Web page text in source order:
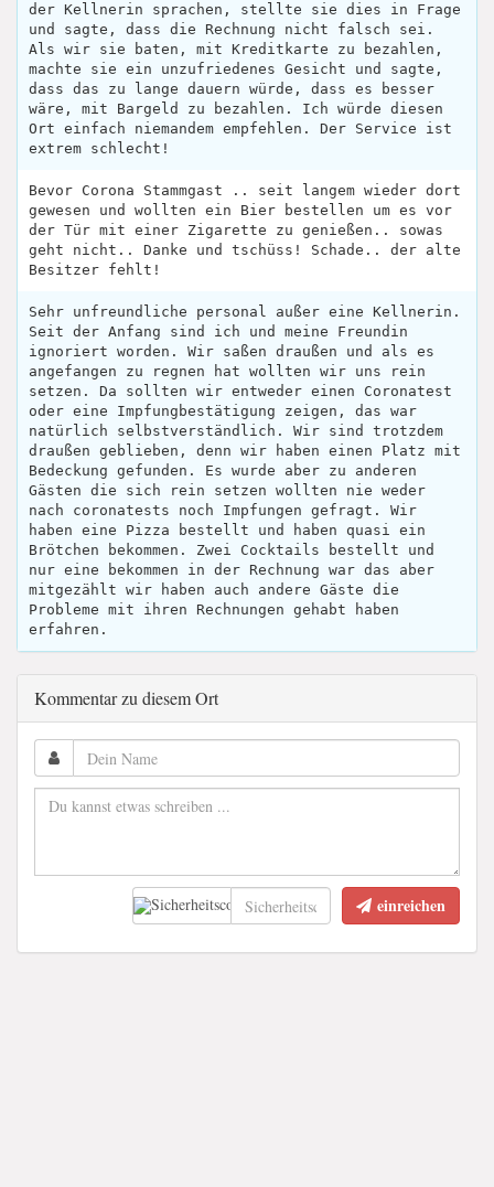
der Kellnerin sprachen, stellte sie dies in Frage
und sagte, dass die Rechnung nicht falsch sei.
Als wir sie baten, mit Kreditkarte zu bezahlen,
machte sie ein unzufriedenes Gesicht und sagte,
dass das zu lange dauern würde, dass es besser
wäre, mit Bargeld zu bezahlen. Ich würde diesen
Ort einfach niemandem empfehlen. Der Service ist
extrem schlecht!
Bevor Corona Stammgast .. seit langem wieder dort
gewesen und wollten ein Bier bestellen um es vor
der Tür mit einer Zigarette zu genießen.. sowas
geht nicht.. Danke und tschüss! Schade.. der alte
Besitzer fehlt!
Sehr unfreundliche personal außer eine Kellnerin.
Seit der Anfang sind ich und meine Freundin
ignoriert worden. Wir saßen draußen und als es
angefangen zu regnen hat wollten wir uns rein
setzen. Da sollten wir entweder einen Coronatest
oder eine Impfungbestätigung zeigen, das war
natürlich selbstverständlich. Wir sind trotzdem
draußen geblieben, denn wir haben einen Platz mit
Bedeckung gefunden. Es wurde aber zu anderen
Gästen die sich rein setzen wollten nie weder
nach coronatests noch Impfungen gefragt. Wir
haben eine Pizza bestellt und haben quasi ein
Brötchen bekommen. Zwei Cocktails bestellt und
nur eine bekommen in der Rechnung war das aber
mitgezählt wir haben auch andere Gäste die
Probleme mit ihren Rechnungen gehabt haben
erfahren.
Kommentar zu diesem Ort
einreichen